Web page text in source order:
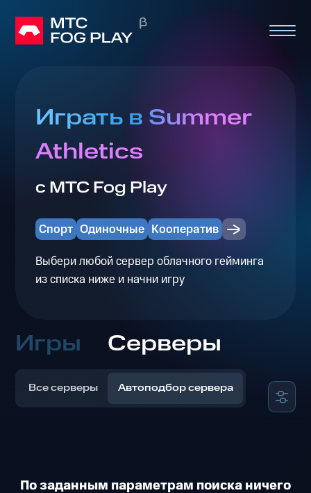
Играть в Summer
Athletics
с МТС Fog Play
Спорт Одиночные Кооператив
Выбери любой сервер облачного гейминга
из списка ниже и начни игру
Игры Серверы
Все серверы Автоподбор сервера
По заданным параметрам поиска ничего